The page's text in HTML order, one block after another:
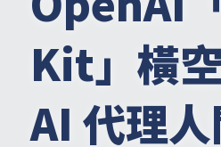
最新文章
搜索
email聯絡
Kit」橫
AI 代理